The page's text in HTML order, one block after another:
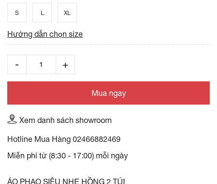
S L XL
Hướng dẫn chọn size
Mua ngay
Xem danh sách showroom
Hotline Mua Hàng 02466882469
Miễn phí từ (8:30 - 17:00) mỗi ngày
ÁO PHAO SIÊU NHẸ HỒNG 2 TÚI